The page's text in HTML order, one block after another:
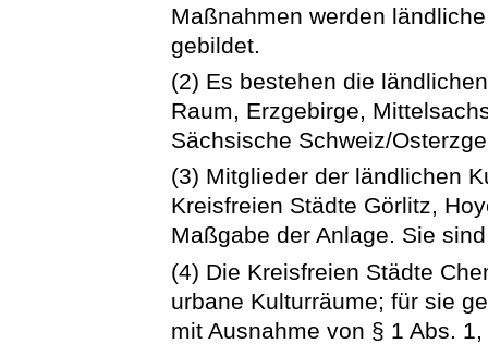
Maßnahmen werden
gebildet.
(2) Es bestehen die
Raum, Erzgebirge,
Sächsische Schweiz/
(3) Mitglieder der ländlichen
Kreisfreien Städte Görlitz,
Maßgabe der Anlage. Sie
(4) Die Kreisfreien Städte
urbane Kulturräume; für sie
mit Ausnahme von § 1 Abs.